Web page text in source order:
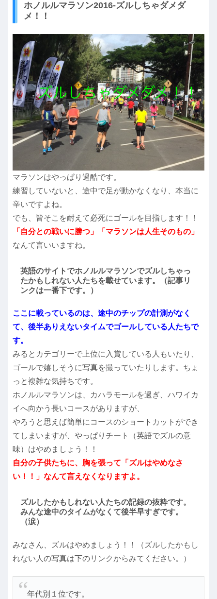
ホノルルマラソン2016-ズルしちゃダメダ
メ！！
マラソンはやっぱり過酷です。
練習していないと、途中で足が動かなくなり、本当に
辛いですよね。
でも、皆そこを耐えて必死にゴールを目指します！！
「自分との戦いに勝つ」「マラソンは人生そのもの」
なんて言いいますね。
英語のサイトでホノルルマラソンでズルしちゃっ
たかもしれない人たちを載せています。（記事リ
ンクは一番下です。）
ここに載っているのは、途中のチップの計測がなく
て、後半ありえないタイムでゴールしている人たちで
す。
みるとカテゴリーで上位に入賞している人もいたり、
ゴールで嬉しそうに写真を撮っていたりします。ちょ
っと複雑な気持ちです。
ホノルルマラソンは、カハラモールを過ぎ、ハワイカ
イへ向かう長いコースがありますが、
やろうと思えば簡単にコースのショートカットができ
てしまいますが、やっぱりチート（英語でズルの意
味）はやめましょう！！
自分の子供たちに、胸を張って「ズルはやめなさ
い！！」なんて言えなくなりますよ。
ズルしたかもしれない人たちの記録の抜粋です。
みんな途中のタイムがなくて後半早すぎです。
（涙）
みなさん、ズルはやめましょう！！（ズルしたかもし
れない人の写真は下のリンクからみてください。）
年代別１位です。